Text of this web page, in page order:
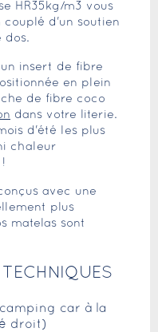
HR35kg/m3 vous
d'un soutien
dos.
insert de fibre
en plein
de fibre coco
dans votre literie.
d'été les plus
chaleur
avec une
plus
matelas sont
TECHNIQUES
car à la
droit)